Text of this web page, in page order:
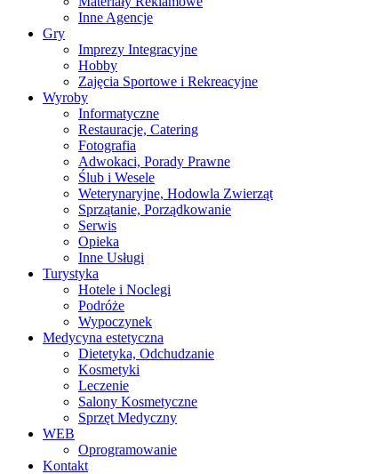
Inne Agencje
Gry
Imprezy Integracyjne
Hobby
Zajęcia Sportowe i Rekreacyjne
Wyroby
Informatyczne
Restauracje, Catering
Fotografia
Adwokaci, Porady Prawne
Ślub i Wesele
Weterynaryjne, Hodowla Zwierząt
Sprzątanie, Porządkowanie
Serwis
Opieka
Inne Usługi
Turystyka
Hotele i Noclegi
Podróże
Wypoczynek
Medycyna estetyczna
Dietetyka, Odchudzanie
Kosmetyki
Leczenie
Salony Kosmetyczne
Sprzęt Medyczny
WEB
Oprogramowanie
Kontakt